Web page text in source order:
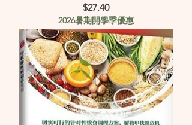
Price
$27.40
2026暑期開學季優惠